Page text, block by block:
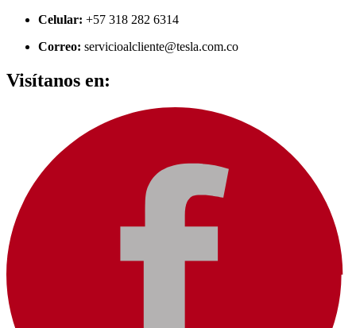
contenido
Celular: +57 318 282 6314
Correo: servicioalcliente@tesla.com.co
Visítanos en: